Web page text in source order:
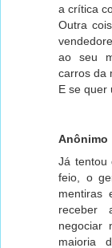
a crítica
Outra
ao seu
carros da
E se quer
Anônimo
Já tentou
feio, o
mentiras
receber
negociar
maioria